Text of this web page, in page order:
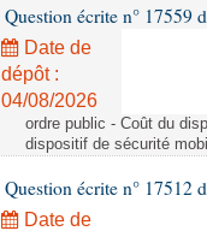
Question écrite n° 17559
Date de
dépôt :
04/08/2026
ordre public - Coût du
dispositif de sécurité
Question écrite n° 17512
Date de